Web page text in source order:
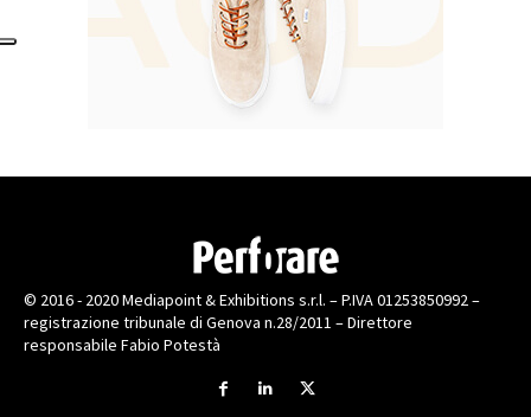
© 2016 - 2020 Mediapoint & Exhibitions s.r.l. – P.IVA 01253850992 –
registrazione tribunale di Genova n.28/2011 – Direttore
responsabile Fabio Potestà